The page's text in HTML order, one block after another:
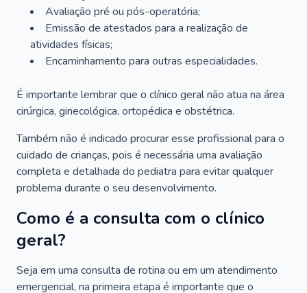
Avaliação pré ou pós-operatória;
Emissão de atestados para a realização de
atividades físicas;
Encaminhamento para outras especialidades.
É importante lembrar que o clínico geral não atua na área
cirúrgica, ginecológica, ortopédica e obstétrica.
Também não é indicado procurar esse profissional para o
cuidado de crianças, pois é necessária uma avaliação
completa e detalhada do pediatra para evitar qualquer
problema durante o seu desenvolvimento.
Como é a consulta com o clínico
geral?
Seja em uma consulta de rotina ou em um atendimento
emergencial, na primeira etapa é importante que o